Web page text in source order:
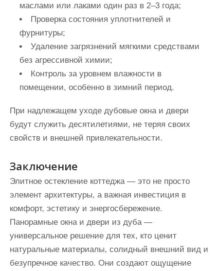
маслами или лаками один раз в 2–3 года;
Проверка состояния уплотнителей и
фурнитуры;
Удаление загрязнений мягкими средствами
без агрессивной химии;
Контроль за уровнем влажности в
помещении, особенно в зимний период.
При надлежащем уходе дубовые окна и двери
будут служить десятилетиями, не теряя своих
свойств и внешней привлекательности.
Заключение
Элитное остекление коттеджа — это не просто
элемент архитектуры, а важная инвестиция в
комфорт, эстетику и энергосбережение.
Панорамные окна и двери из дуба —
универсальное решение для тех, кто ценит
натуральные материалы, солидный внешний вид и
безупречное качество. Они создают ощущение